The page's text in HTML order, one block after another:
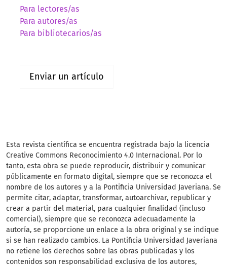
Para lectores/as
Para autores/as
Para bibliotecarios/as
Enviar un artículo
Esta revista científica se encuentra registrada bajo la licencia
Creative Commons Reconocimiento 4.0 Internacional. Por lo
tanto, esta obra se puede reproducir, distribuir y comunicar
públicamente en formato digital, siempre que se reconozca el
nombre de los autores y a la Pontificia Universidad Javeriana. Se
permite citar, adaptar, transformar, autoarchivar, republicar y
crear a partir del material, para cualquier finalidad (incluso
comercial), siempre que se reconozca adecuadamente la
autoría, se proporcione un enlace a la obra original y se indique
si se han realizado cambios. La Pontificia Universidad Javeriana
no retiene los derechos sobre las obras publicadas y los
contenidos son responsabilidad exclusiva de los autores,